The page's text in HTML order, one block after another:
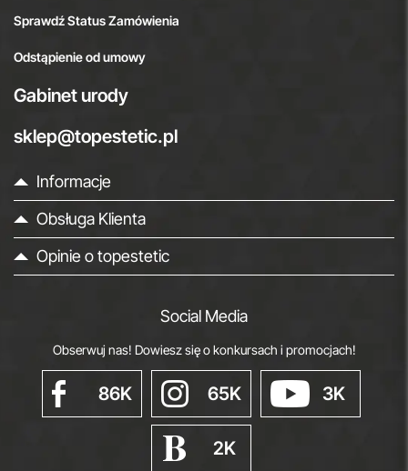
Sprawdź Status Zamówienia
Odstąpienie od umowy
Gabinet urody
sklep@topestetic.pl
Informacje
Obsługa Klienta
Opinie o topestetic
Social Media
Obserwuj nas! Dowiesz się o konkursach i promocjach!
86K 65K 3K
2K